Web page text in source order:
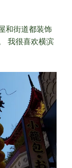
和街道都装饰
我很喜欢横滨